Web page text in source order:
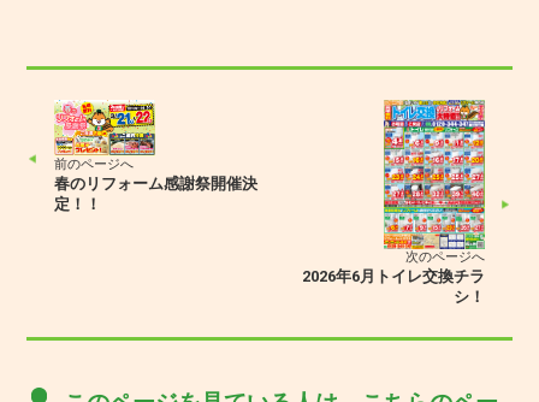
前のページへ
春のリフォーム感謝祭開催決
定！！
次のページへ
2026年6月トイレ交換チラ
シ！